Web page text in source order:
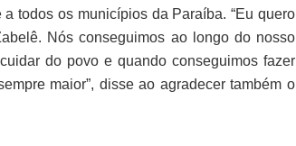
todos os municípios da Paraíba. “Eu quero
Nós conseguimos ao longo do nosso
do povo e quando conseguimos fazer
maior”, disse ao agradecer também o